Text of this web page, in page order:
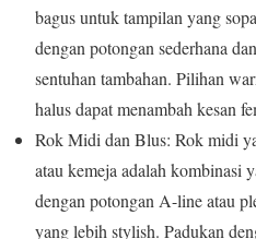
bagus untuk tampilan yang
dengan potongan sederhana
sentuhan tambahan. Pilihan
halus dapat menambah kesan
Rok Midi dan Blus: Rok midi
atau kemeja adalah kombinasi
dengan potongan A-line atau
yang lebih stylish. Padukan